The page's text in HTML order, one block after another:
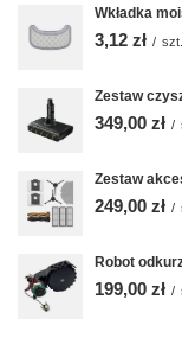
Wkładka
3,12 zł / szt.
Zestaw
349,00 zł /
Zestaw
249,00 zł /
Robot
199,00 zł /